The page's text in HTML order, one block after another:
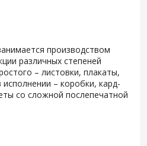
производством
различных степеней
– листовки, плакаты,
– коробки, кард-
со сложной послепечатной